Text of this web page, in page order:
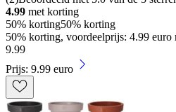
4.99 met korting
50% korting50% korting
50% korting, voordeelprijs: 4.99 euro
9.99
Prijs: 9.99 euro